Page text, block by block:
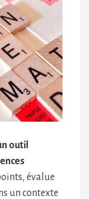
outil
évalue
un contexte